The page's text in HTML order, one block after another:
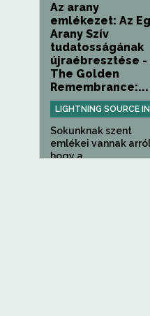
Az arany
emlékezet: Az
Arany Szív
tudatosságának
újraébresztése -
The Golden
Remembrance:...
LIGHTNING SOURCE
Sokunknak szent
emlékei vannak
hogy a...